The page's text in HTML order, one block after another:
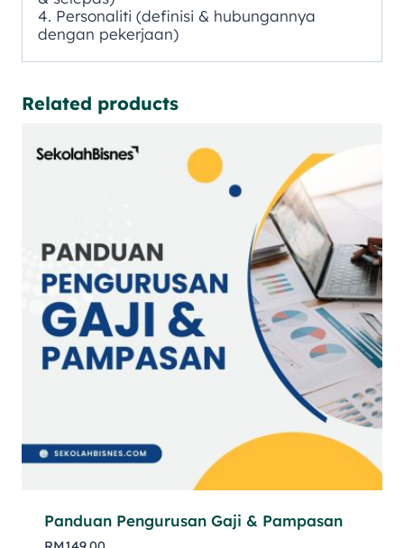
4. Personaliti (definisi & hubungannya
dengan pekerjaan)
Related products
Panduan Pengurusan Gaji & Pampasan